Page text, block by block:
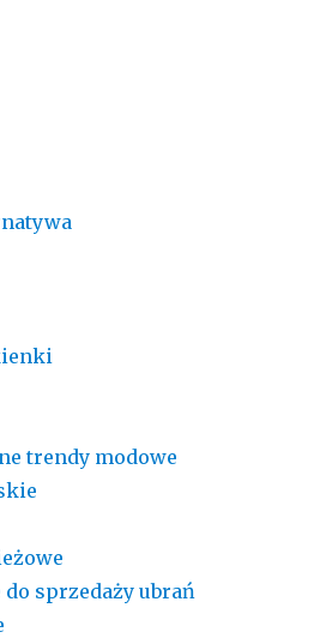
trendy modowe
sprzedaży ubrań